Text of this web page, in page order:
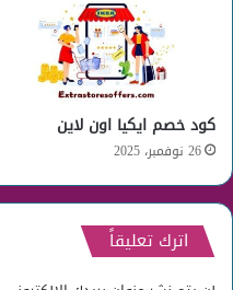
كود خصم ايكيا اون لاين
26 نوفمبر، 2025
اترك تعليقاً